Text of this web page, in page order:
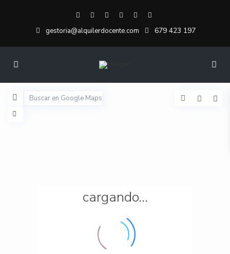
gestoria@alquilerdocente.com 679 423 197
cargando...